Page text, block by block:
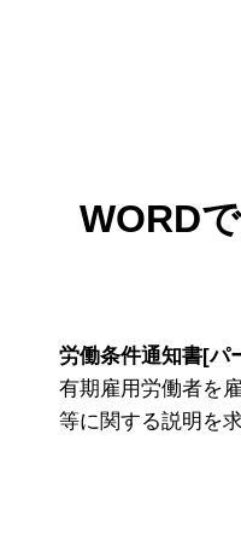
WORD
労働条件通知書[パ
有期雇用労働者を
等に関する説明を